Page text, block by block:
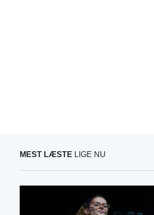
MEST LÆSTE LIGE NU